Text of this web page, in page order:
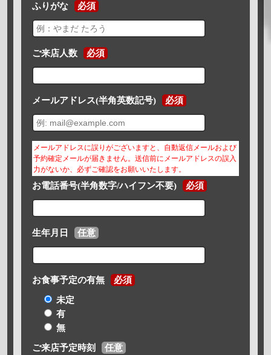
ふりがな 必須
ご来店人数 必須
メールアドレス(半角英数記号) 必須
メールアドレスに誤りがございますと、自動返信メールおよび
予約確定メールが届きません。送信前にメールアドレスの誤入
力がないか、必ずご確認をお願いいたします。
お電話番号(半角数字/ハイフン不要) 必須
生年月日 任意
お食事予定の有無 必須
未定
有
無
ご来店予定時刻 任意